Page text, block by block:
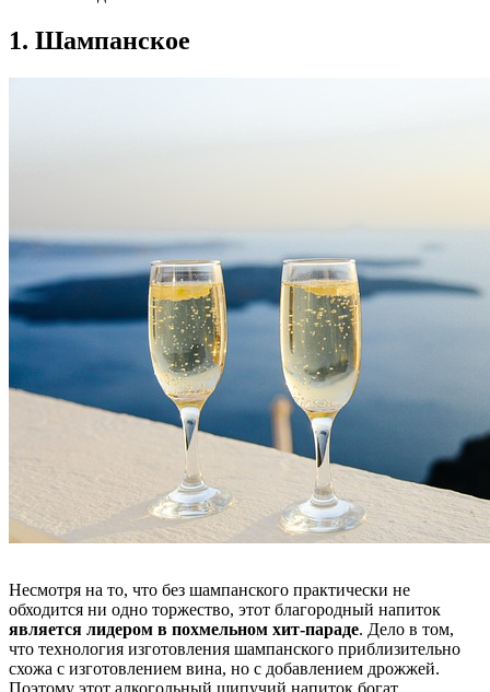
1. Шампанское
Несмотря на то, что без шампанского практически не
обходится ни одно торжество, этот благородный напиток
является лидером в похмельном хит-параде. Дело в том,
что технология изготовления шампанского приблизительно
схожа с изготовлением вина, но с добавлением дрожжей.
Поэтому этот алкогольный шипучий напиток богат